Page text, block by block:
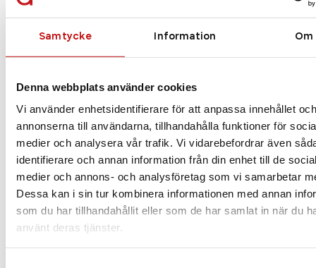
Samtycke Information Om
Denna webbplats använder cookies
Vi använder enhetsidentifierare för att anpassa innehållet och
annonserna till användarna, tillhandahålla funktioner för
medier och analysera vår trafik. Vi vidarebefordrar även
identifierare och annan information från din enhet till de
medier och annons- och analysföretag som vi samarbetar
Dessa kan i sin tur kombinera informationen med annan
som du har tillhandahållit eller som de har samlat in när du
använt deras tjänster.
Vilket glas är rätt
glas? Att ha rätt glas som är anpassade efter
dig och dina behov är helt avgörande när det
kommer till dina nya glasögon. Vilket glas du
borde välja beror såklart på din syn, men även
Läs mer